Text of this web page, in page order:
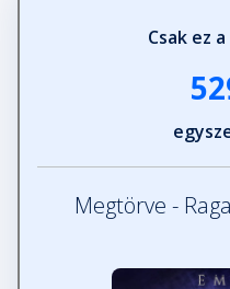
Epilógus: Kiliána
Csak ez
Megtörve -